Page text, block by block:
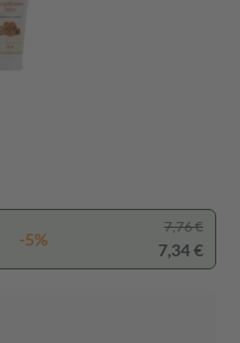
-5%
7,76 €
7,34 €